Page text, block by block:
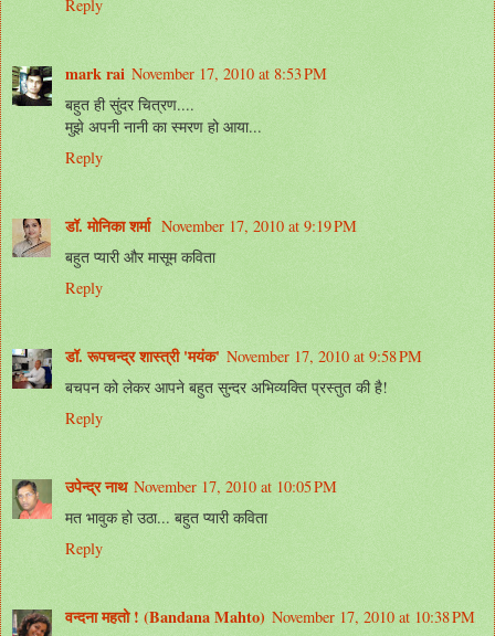
Reply
mark rai November 17, 2010 at 8:53 PM
बहुत ही सुंदर चित्रण....
मुझे अपनी नानी का स्मरण हो आया...
Reply
डॉ. मोनिका शर्मा November 17, 2010 at 9:19 PM
बहुत प्यारी और मासूम कविता
Reply
डॉ. रूपचन्द्र शास्त्री 'मयंक' November 17, 2010 at 9:58 PM
बचपन को लेकर आपने बहुत सुन्दर अभिव्यक्ति प्रस्तुत की है!
Reply
उपेन्द्र नाथ November 17, 2010 at 10:05 PM
मत भावुक हो उठा... बहुत प्यारी कविता
Reply
वन्दना महतो ! (Bandana Mahto) November 17, 2010 at 10:38 PM